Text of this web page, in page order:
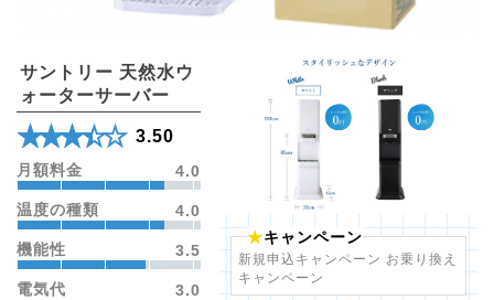
サントリー 天然水ウ
ォーターサーバー
★★★★★
☆☆☆☆☆ 3.50
月額料金 4.0
温度の種類 4.0
機能性 3.5
電気代 3.0
キャンペーン
新規申込キャンペーン お乗り換え
キャンペーン